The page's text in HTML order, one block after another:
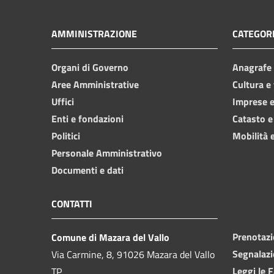
AMMINISTRAZIONE
Organi di Governo
Aree Amministrative
Uffici
Enti e fondazioni
Politici
Personale Amministrativo
Documenti e dati
Cultura
Imprese
Catasto
Mobilità
CONTATTI
Comune di Mazara del Vallo
Via Carmine, 8, 91026 Mazara del Vallo
Leggi le